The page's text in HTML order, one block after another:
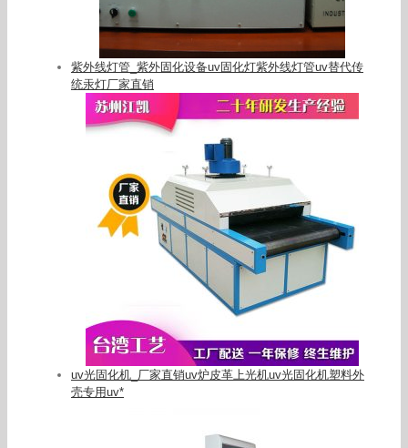
紫外线灯管_紫外固化设备uv固化灯紫外线灯管uv替代传
统汞灯厂家直销
uv光固化机_厂家直销uv炉皮革上光机uv光固化机塑料外
壳专用uv*